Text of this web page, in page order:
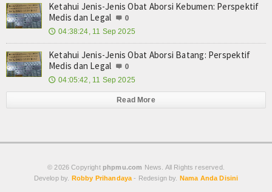
Ketahui Jenis-Jenis Obat Aborsi Kebumen: Perspektif
Medis dan Legal
0
🕔 04:38:24, 11 Sep 2025
Ketahui Jenis-Jenis Obat Aborsi Batang: Perspektif
Medis dan Legal
0
🕔 04:05:42, 11 Sep 2025
Read More
© 2026 Copyright phpmu.com News. All Rights reserved.
Develop by. Robby Prihandaya - Redesign by. Nama Anda Disini